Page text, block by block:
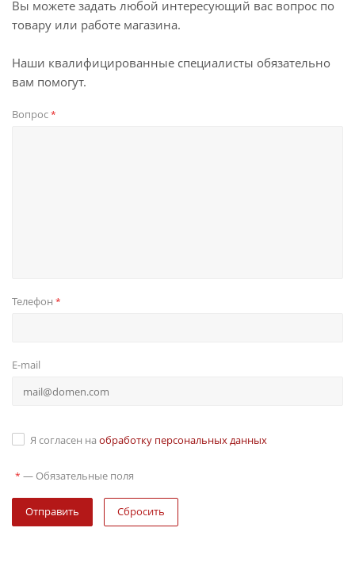
Вы можете задать любой интересующий вас вопрос по
товару или работе магазина.
Наши квалифицированные специалисты обязательно
вам помогут.
Вопрос*
Телефон *
E-mail
Я согласен на обработку персональных данных
* — Обязательные поля
Сбросить